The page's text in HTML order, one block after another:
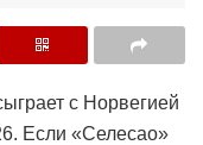
с Норвегией
Если «Селесао»